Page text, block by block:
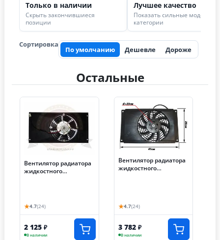
Только в наличии
Скрыть закончившиеся
позиции
Лучшее качество
Показать сильные модели в
категории
Сортировка
По умолчанию Дешевле Дороже
Остальные
Вентилятор радиатора
жидкостного
★4.7(24)
2 125 ₽
В наличии
Вентилятор радиатора
жидкостного
★4.7(24)
3 782 ₽
В наличии